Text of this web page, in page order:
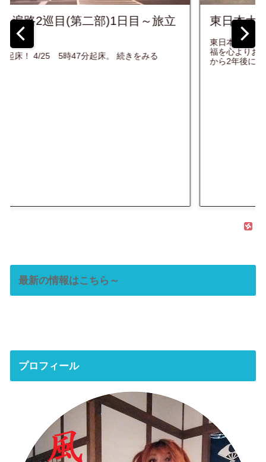
東日本大震災10年を迎えるにあたって...
東日本大震災から10年、亡くなってしまった方々のご冥
福を心よりお祈り致します。 下記、写真は2013年、震災
から2年後に旅をさせて頂いた東北の風景の一部です。 ...
最新の情報はこちら～
プロフィール